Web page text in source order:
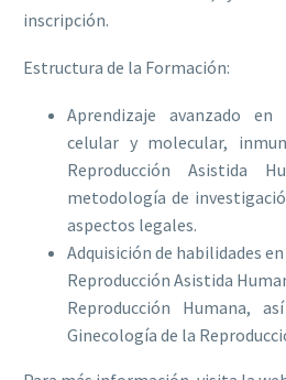
inscripción.
Estructura de la Formación:
Aprendizaje avanzado
celular y molecular,
Reproducción Asistida
metodología de
aspectos legales.
Adquisición de habilidades
Reproducción Asistida
Reproducción Humana,
Ginecología de la